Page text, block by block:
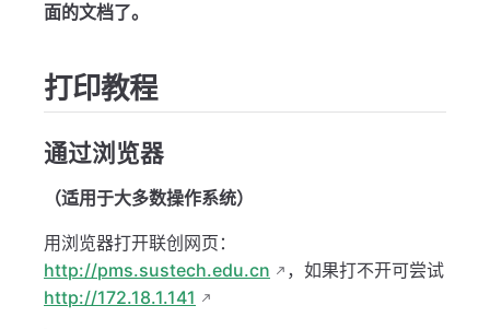
面的文档了。
打印教程
通过浏览器
（适用于大多数操作系统）
用浏览器打开联创网页：
http://pms.sustech.edu.cn
，如果打不开可尝试
http://172.18.1.141